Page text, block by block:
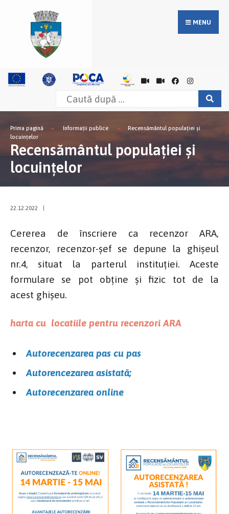
MENU
Prima pagină Informații publice
Recensământul populației și
locuințelor
Recensământul populației și
locuințelor
22.12.2022
Cererea de înscriere ca recenzor ARA,
recenzor, recenzor-șef se depune la ghișeul
nr.4, situat la parterul instituției. Aceste
formulare se pot obține și fizic tot de la
acest ghișeu.
harta cu locatiile pentru recenzori ARA
Autorecenzarea pas cu pas
Autorencezarea asistată;
Autorecenzarea online